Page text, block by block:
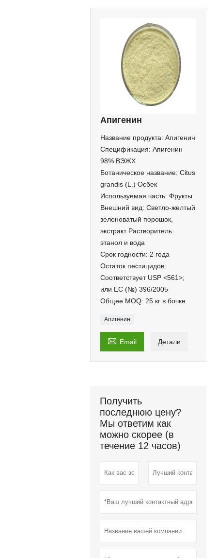
Апигенин
Название продукта: Апигенин
Спецификация: Апигенин
98% ВЭЖХ
Ботаническое название: Citus
grandis (L.) Осбек
Используемая часть: Фрукты
Внешний вид: Светло-желтый
зеленоватый порошок,
экстракт Растворитель:
этанол и вода
Срок годности: 2 года
Остаток пестицидов:
Соответствует USP <561>;
или EC (№) 396/2005
Общее MOQ: 25 кг в бочке.
Апигенин
 Email Детали
Получить
последнюю цену?
Мы ответим как
можно скорее (в
течение 12 часов)